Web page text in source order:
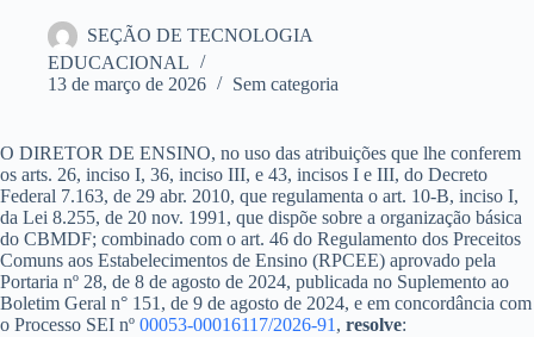
SEÇÃO DE TECNOLOGIA
EDUCACIONAL
13 de março de 2026
Sem categoria
O DIRETOR DE ENSINO, no uso das atribuições que lhe conferem
os arts. 26, inciso I, 36, inciso III, e 43, incisos I e III, do Decreto
Federal 7.163, de 29 abr. 2010, que regulamenta o art. 10-B, inciso I,
da Lei 8.255, de 20 nov. 1991, que dispõe sobre a organização básica
do CBMDF; combinado com o art. 46 do Regulamento dos Preceitos
Comuns aos Estabelecimentos de Ensino (RPCEE) aprovado pela
Portaria nº 28, de 8 de agosto de 2024, publicada no Suplemento ao
Boletim Geral n° 151, de 9 de agosto de 2024, e em concordância com
o Processo SEI nº 00053-00016117/2026-91, resolve: